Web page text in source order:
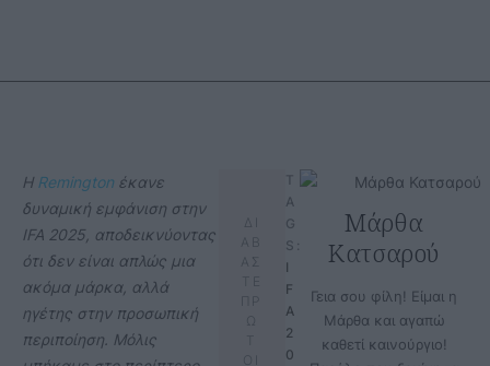
Η Remington έκανε
δυναμική εμφάνιση στην
IFA 2025, αποδεικνύοντας
ότι δεν είναι απλώς μια
ακόμα μάρκα, αλλά
ηγέτης στην προσωπική
περιποίηση. Μόλις
ΔΙ
ΑΒ
ΑΣ
ΠΡ
T
A
G
S:
I
F
A
2
0
Μάρθα
Κατσαρού
Γεια σου φίλη! Είμαι η
Μάρθα και αγαπώ
καθετί καινούργιο!